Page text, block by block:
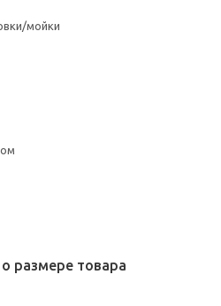
мойки
размере товара